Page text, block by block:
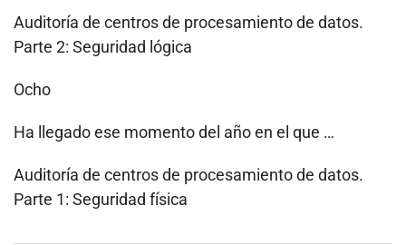
Auditoría de centros de procesamiento de datos.
Parte 2: Seguridad lógica
Ocho
Ha llegado ese momento del año en el que …
Auditoría de centros de procesamiento de datos.
Parte 1: Seguridad física